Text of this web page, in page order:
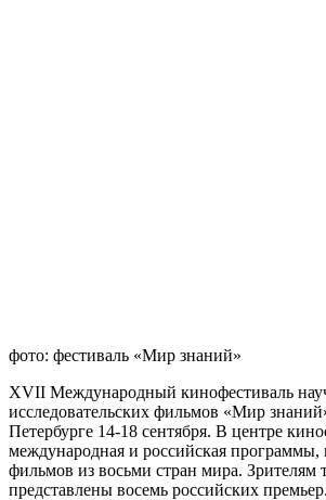
фото: фестиваль «Мир знаний»
XVII Международный кинофестиваль
исследовательских фильмов «Мир
Петербурге 14-18 сентября. В центре
международная и российская
фильмов из восьми стран мира. Зрителям
представлены восемь российских премьер.